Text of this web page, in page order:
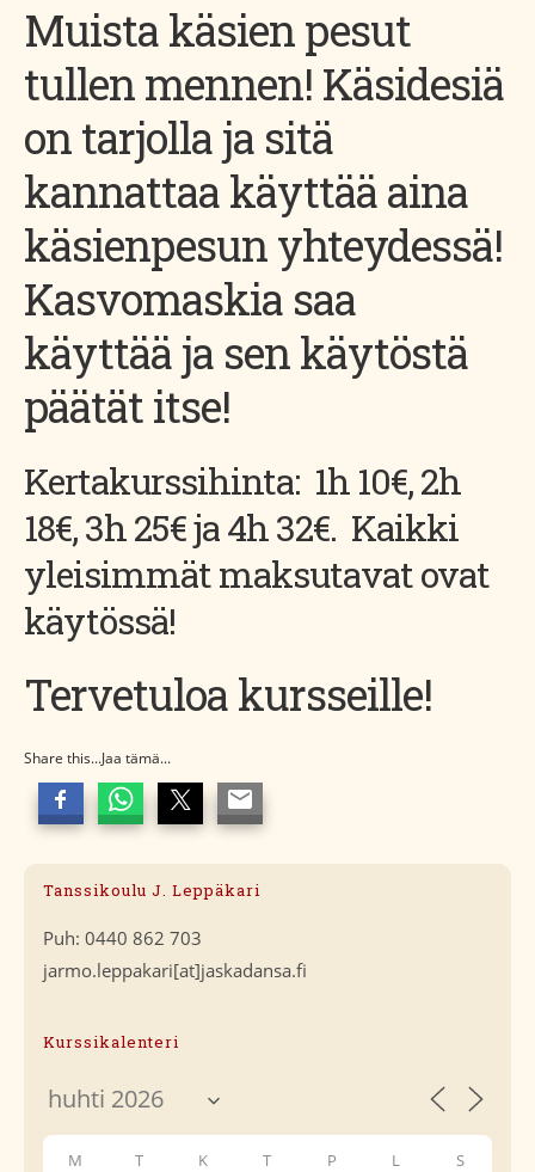
Muista käsien pesut
tullen mennen! Käsidesiä
on tarjolla ja sitä
kannattaa käyttää aina
käsienpesun yhteydessä!
Kasvomaskia saa
käyttää ja sen käytöstä
päätät itse!
Kertakurssihinta: 1h 10€, 2h
18€, 3h 25€ ja 4h 32€. Kaikki
yleisimmät maksutavat ovat
käytössä!
Tervetuloa kursseille!
Share this...Jaa tämä...
Tanssikoulu J. Leppäkari
Puh: 0440 862 703
jarmo.leppakari[at]jaskadansa.fi
Kurssikalenteri
M T K T P L S